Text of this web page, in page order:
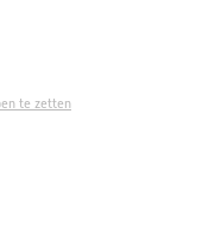
te zetten